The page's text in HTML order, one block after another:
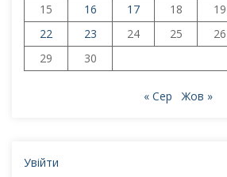
15
16 17 18 19
22
23 24 25 26
29
30
« Сер Жов »
Увійти